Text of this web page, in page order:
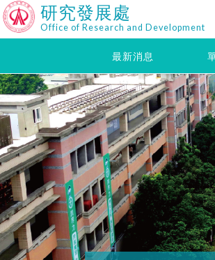
研究發展處
Office of Research and Development
最新消息